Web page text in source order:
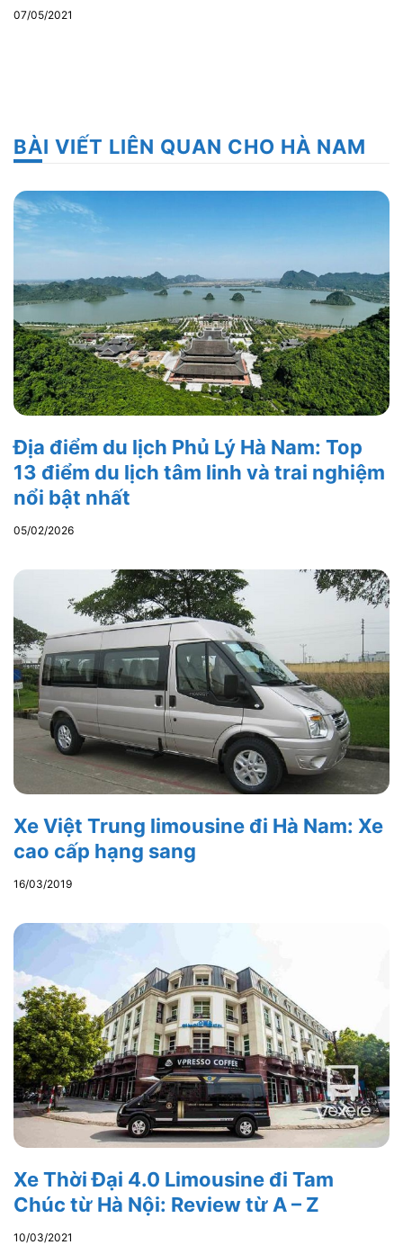
07/05/2021
BÀI VIẾT LIÊN QUAN CHO HÀ NAM
Địa điểm du lịch Phủ Lý Hà Nam: Top
13 điểm du lịch tâm linh và trai nghiệm
nổi bật nhất
05/02/2026
Xe Việt Trung limousine đi Hà Nam: Xe
cao cấp hạng sang
16/03/2019
Xe Thời Đại 4.0 Limousine đi Tam
Chúc từ Hà Nội: Review từ A – Z
10/03/2021